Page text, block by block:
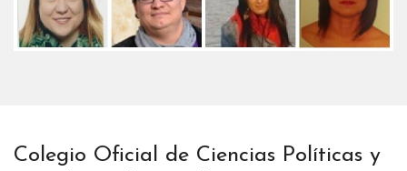
Colegio Oficial de Ciencias Políticas y